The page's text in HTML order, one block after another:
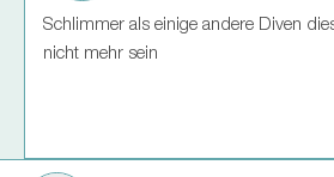
Schlimmer als einige andere Diven
nicht mehr sein